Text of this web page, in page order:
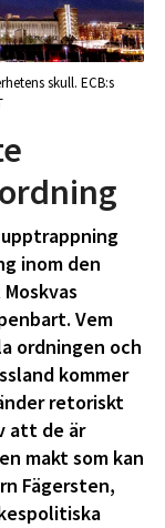
skull. ECB:s
inom den
Vem
ordningen och
kommer
retoriskt
att de är
makt som kan
Fägersten,